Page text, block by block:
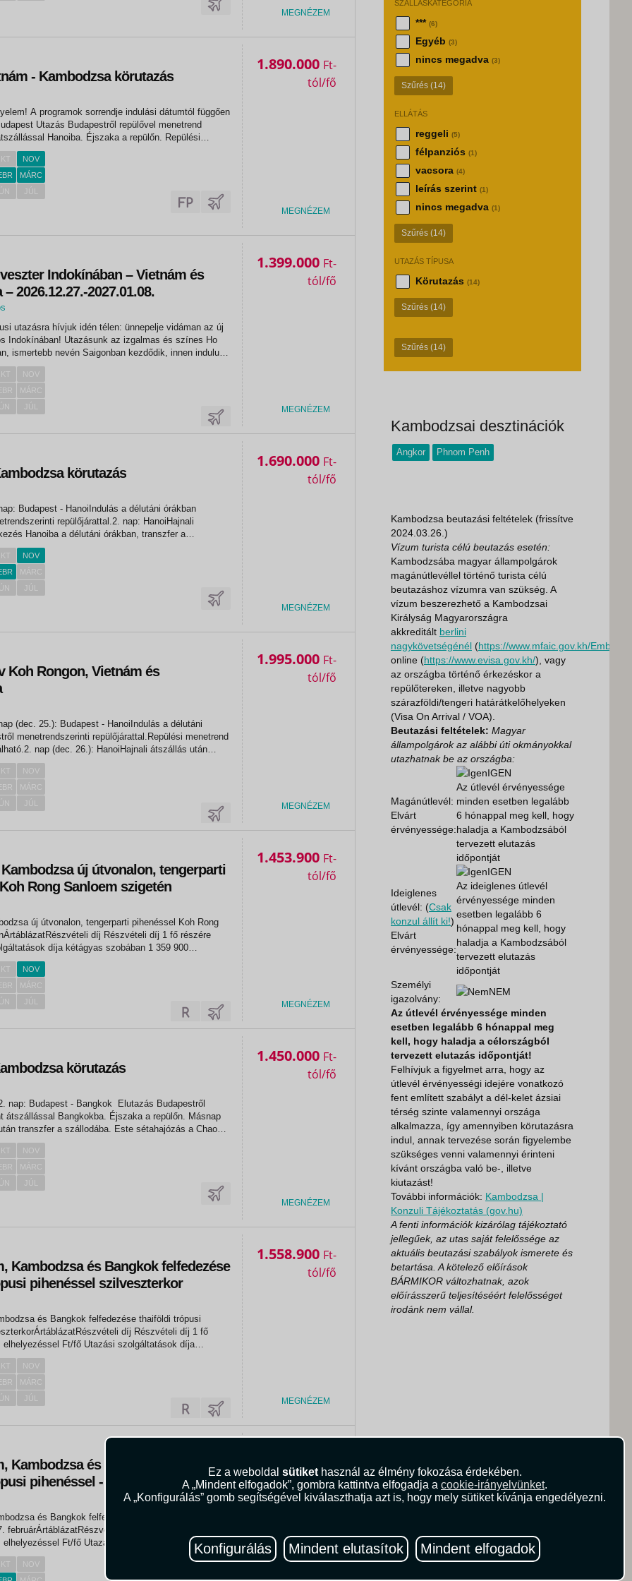
Ez a weboldal sütikethasznál az élmény fokozása érdekében.
A „Mindent elfogadok”, gombra kattintva elfogadja a cookie-irányelvünket.
A „Konfigurálás” gomb segítségével kiválaszthatja azt is, hogy mely sütiket kívánja engedélyezni.
Konfigurálás Mindent elutasítok Mindent elfogadok
SZÁLLÁSKATEGÓRIA
*** (6)
Egyéb (3)
nincs megadva (3)
Szűrés (14)
ELLÁTÁS
reggeli (5)
félpanziós (1)
vacsora (4)
leírás szerint (1)
nincs megadva (1)
Szűrés (14)
UTAZÁS TÍPUSA
Körutazás (14)
Szűrés (14)
Szűrés (14)
MEGNÉZEM
- Kambodzsa körutazás
A programok sorrendje indulási dátumtól függően
Utazás Budapestről repülővel menetrend
Hanoiba. Éjszaka a repülőn. Repülési
alján található.2. nap: HanoiHajnali átszállás után
NOV
MÁRC
JÚL
1.890.000 Ft
MEGNÉZEM
Indokínában – Vietnám és
2026.12.27.-2027.01.08.
utazásra hívjuk idén télen: ünnepelje vidáman az új
Indokínában! Utazásunk az izgalmas és színes Ho
ismertebb nevén Saigonban kezdődik, innen indulunk
felfedezésére is - az óriási területen elterülő festői
NOV
MÁRC
JÚL
1.399.000 Ft
MEGNÉZEM
körutazás
Budapest - HanoiIndulás a délutáni órákban
repülőjárattal.2. nap: HanoiHajnali
Hanoiba a délutáni órákban, transzfer a
elfoglalása után szabad program. Szállás Hanoiban
NOV
MÁRC
JÚL
1.690.000 Ft
MEGNÉZEM
Koh Rongon, Vietnám és
(dec. 25.): Budapest - HanoiIndulás a délutáni
menetrendszerinti repülőjárattal.Repülési menetrend
nap (dec. 26.): HanoiHajnali átszállás után
délutáni órákban. Ezt követően transzfer a Néprajzi
NOV
MÁRC
JÚL
1.995.000 Ft
MEGNÉZEM
új útvonalon, tengerparti
Rong Sanloem szigetén
új útvonalon, tengerparti pihenéssel Koh Rong
díj Részvételi díj 1 fő részére
NOV
MÁRC
JÚL
1.453.900 Ft
MEGNÉZEM
körutazás
nap: Budapest - Bangkok Elutazás Budapestről
átszállással Bangkokba. Éjszaka a repülőn. Másnap
transzfer a szállodába. Este sétahajózás a Chao
Szállás Bangkokban (4 éj). Tervezett szállás:
NOV
MÁRC
JÚL
1.450.000 Ft
MEGNÉZEM
Kambodzsa és Bangkok felfedezése
pihenéssel szilveszterkor
és Bangkok felfedezése thaiföldi trópusi
díj Részvételi díj 1 fő
Ft/fő Utazási szolgáltatások díja
illeték kb. / fő 189 000
NOV
MÁRC
JÚL
1.558.900 Ft
MEGNÉZEM
Kambodzsa és Bangkok felfedezése
pihenéssel - 2027. február
és Bangkok felfedezése thaiföldi trópusi
díj Részvételi díj 1 fő
Utazási szolgáltatások díja
kb. / fő 188 000
NOV
Kambodzsai desztinációk
Angkor Phnom Penh
Kambodzsa beutazási feltételek (frissítve
2024.03.26.)
Vízum turista célú beutazás esetén:
Kambodzsába magyar állampolgárok
magánútlevéllel történő turista célú
beutazáshoz vízumra van szükség. A
vízum beszerezhető a Kambodzsai
Királyság Magyarországra
akkreditált berlini
nagykövetségénél (https://www.mfaic.gov.kh/
online (https://www.evisa.gov.kh/), vagy
az országba történő érkezéskor a
repülőtereken, illetve nagyobb
szárazföldi/tengeri határátkelőhelyeken
(Visa On Arrival / VOA).
Beutazási feltételek: Magyar
állampolgárok az alábbi úti okmányokkal
utazhatnak be az országba:
Magánútlevél:
Elvárt
érvényessége:
IGEN
Az útlevél érvényessége
minden esetben legalább
6 hónappal meg kell, hogy
haladja a Kambodzsából
tervezett elutazás
időpontját
Ideiglenes
útlevél: (Csak
konzul állít ki!)
Elvárt
érvényessége:
IGEN
Az ideiglenes útlevél
érvényessége minden
esetben legalább 6
hónappal meg kell, hogy
haladja a Kambodzsából
tervezett elutazás
időpontját
Személyi
igazolvány:
NEM
Az útlevél érvényessége minden
esetben legalább 6 hónappal meg
kell, hogy haladja a célországból
tervezett elutazás időpontját!
Felhívjuk a figyelmet arra, hogy az
útlevél érvényességi idejére vonatkozó
fent említett szabályt a dél-kelet ázsiai
térség szinte valamennyi országa
alkalmazza, így amennyiben körutazásra
indul, annak tervezése során figyelembe
szükséges venni valamennyi érinteni
kívánt országba való be-, illetve
kiutazást!
További információk: Kambodzsa |
Konzuli Tájékoztatás (gov.hu)
A fenti információk kizárólag tájékoztató
jellegűek, az utas saját felelőssége az
aktuális beutazási szabályok ismerete és
betartása. A kötelező előírások
BÁRMIKOR változhatnak, azok
előírásszerű teljesítéséért felelősséget
irodánk nem vállal.